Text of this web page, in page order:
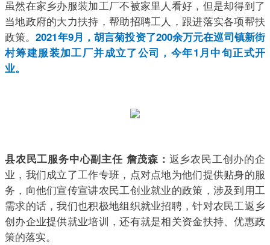
虽然在家乡办服装加工厂不被家里人看好，但是却得到了
当地政府的大力扶持，帮助招聘工人，跟进落实各项帮扶
政策。2021年9月，胡言菊投资了200余万元在巡司镇新街
村筹建服装加工厂并成立了公司，今年1月中旬正式开
业。
县农民工服务中心副主任 詹茂森： 返乡农民工创办的企
业，我们成立了工作专班，点对点地为他们提供贴身的服
务，向他们宣传宣讲农民工创业就业的政策，涉及到用工
需求的话，我们也积极地组织就业招聘，针对农民工返乡
创办企业提供就业培训，还有就是相关资金扶持、优惠政
策的落实。